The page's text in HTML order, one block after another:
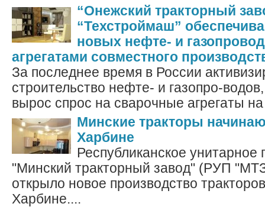
“Онежский тракторный
“Техстроймаш”
новых нефте- и
агрегатами совместного
За последнее время в России
строительство нефте- и газопро-
вырос спрос на сварочные агрегаты
Минские тракторы
Харбине
Республиканское унитарное
"Минский тракторный завод" (РУП
открыло новое производство
Харбине....